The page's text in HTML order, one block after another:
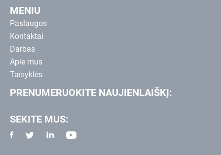
MENIU
Paslaugos
Kontaktai
Darbas
Apie mus
Taisyklės
PRENUMERUOKITE NAUJIENLAIŠKĮ:
SEKITE MUS: